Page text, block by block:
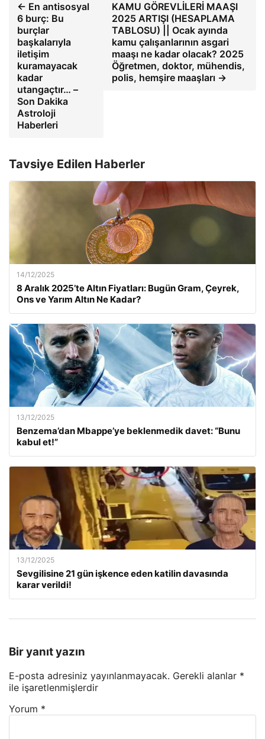
← En antisosyal
6 burç: Bu
burçlar
başkalarıyla
iletişim
kuramayacak
kadar
utangaçtır… –
Son Dakika
Astroloji
Haberleri
KAMU GÖREVLİLERİ MAAŞI
2025 ARTIŞI (HESAPLAMA
TABLOSU) || Ocak ayında
kamu çalışanlarının asgari
maaşı ne kadar olacak? 2025
Öğretmen, doktor, mühendis,
polis, hemşire maaşları →
Tavsiye Edilen Haberler
14/12/2025
8 Aralık 2025’te Altın Fiyatları: Bugün Gram, Çeyrek,
Ons ve Yarım Altın Ne Kadar?
13/12/2025
Benzema’dan Mbappe’ye beklenmedik davet: “Bunu
kabul et!”
13/12/2025
Sevgilisine 21 gün işkence eden katilin davasında
karar verildi!
Bir yanıt yazın
E-posta adresiniz yayınlanmayacak. Gerekli alanlar *
ile işaretlenmişlerdir
Yorum *